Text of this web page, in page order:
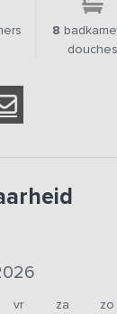
8
douches
vr za zo